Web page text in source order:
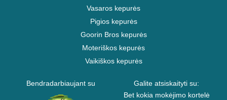
Vasaros kepurės
Pigios kepurės
Goorin Bros kepurės
Moteriškos kepurės
Vaikiškos kepurės
Bendradarbiaujant su
Galite atsiskaityti su:
Bet kokia mokėjimo kortelė